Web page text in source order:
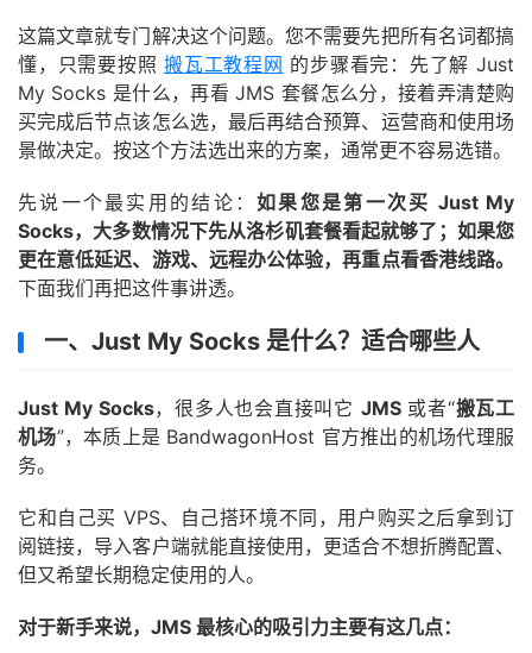
这篇文章就专门解决这个问题。您不需要先把所有名词都搞
懂，只需要按照搬瓦工教程网 的步骤看完：先了解 Just
My Socks 是什么，再看 JMS 套餐怎么分，接着弄清楚购
买完成后节点该怎么选，最后再结合预算、运营商和使用场
景做决定。按这个方法选出来的方案，通常更不容易选错。
先说一个最实用的结论：如果您是第一次买 Just My
Socks，大多数情况下先从洛杉矶套餐看起就够了；如果您
更在意低延迟、游戏、远程办公体验，再重点看香港线路。
下面我们再把这件事讲透。
一、Just My Socks 是什么？适合哪些人
Just My Socks，很多人也会直接叫它 JMS或者“搬瓦工
机场”，本质上是 BandwagonHost 官方推出的机场代理服
务。
它和自己买 VPS、自己搭环境不同，用户购买之后拿到订
阅链接，导入客户端就能直接使用，更适合不想折腾配置、
但又希望长期稳定使用的人。
对于新手来说，JMS 最核心的吸引力主要有这几点：